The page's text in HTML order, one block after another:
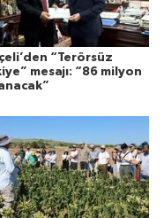
“Terörsüz
mesajı: “86 milyon